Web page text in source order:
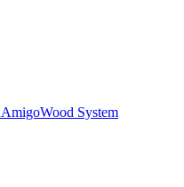
AmigoWood System